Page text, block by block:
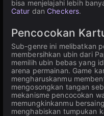
bisa menjelajahi lebih
Catur dan Checkers.
Pencocokan
Sub-genre ini melibatkan
membersihkan ubin dari
memilih ubin bebas yang
arena permainan. Game
mengharuskanmu
mengosongkan tangan
mekanisme pencocokan
memungkinkanmu
menghabiskan tumpukan